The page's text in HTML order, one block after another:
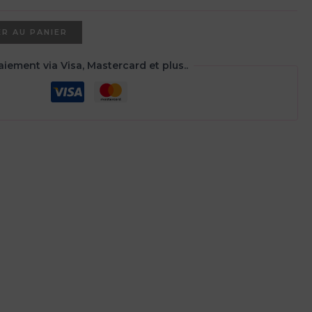
AU PANIER
via Visa, Mastercard et plus..